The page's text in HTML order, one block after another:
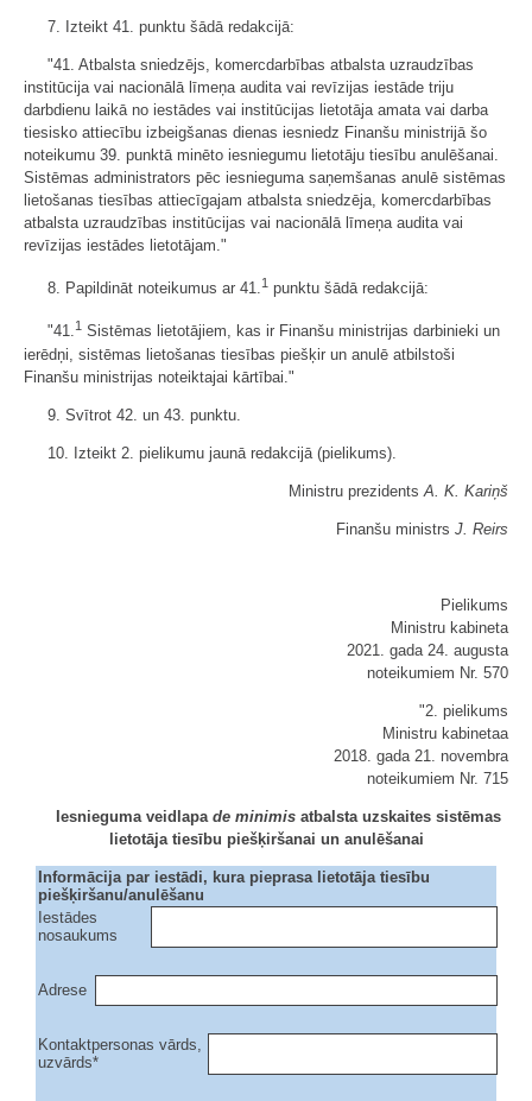
7. Izteikt 41. punktu šādā redakcijā:
"41. Atbalsta sniedzējs, komercdarbības atbalsta uzraudzības
institūcija vai nacionālā līmeņa audita vai revīzijas iestāde triju
darbdienu laikā no iestādes vai institūcijas lietotāja amata vai darba
tiesisko attiecību izbeigšanas dienas iesniedz Finanšu ministrijā šo
noteikumu 39. punktā minēto iesniegumu lietotāju tiesību anulēšanai.
Sistēmas administrators pēc iesnieguma saņemšanas anulē sistēmas
lietošanas tiesības attiecīgajam atbalsta sniedzēja, komercdarbības
atbalsta uzraudzības institūcijas vai nacionālā līmeņa audita vai
revīzijas iestādes lietotājam."
8. Papildināt noteikumus ar 41.1 punktu šādā redakcijā:
"41.1 Sistēmas lietotājiem, kas ir Finanšu ministrijas darbinieki un
ierēdņi, sistēmas lietošanas tiesības piešķir un anulē atbilstoši
Finanšu ministrijas noteiktajai kārtībai."
9. Svītrot 42. un 43. punktu.
10. Izteikt 2. pielikumu jaunā redakcijā (pielikums).
Ministru prezidents A. K. Kariņš
Finanšu ministrs J. Reirs
Pielikums
Ministru kabineta
2021. gada 24. augusta
noteikumiem Nr. 570
"2. pielikums
Ministru kabinetaa
2018. gada 21. novembra
noteikumiem Nr. 715
Iesnieguma veidlapa de minimisatbalsta uzskaites sistēmas
lietotāja tiesību piešķiršanai un anulēšanai
Informācija par iestādi, kura pieprasa lietotāja tiesību
piešķiršanu/anulēšanu
Iestādes
nosaukums
Adrese
Kontaktpersonas vārds,
uzvārds*